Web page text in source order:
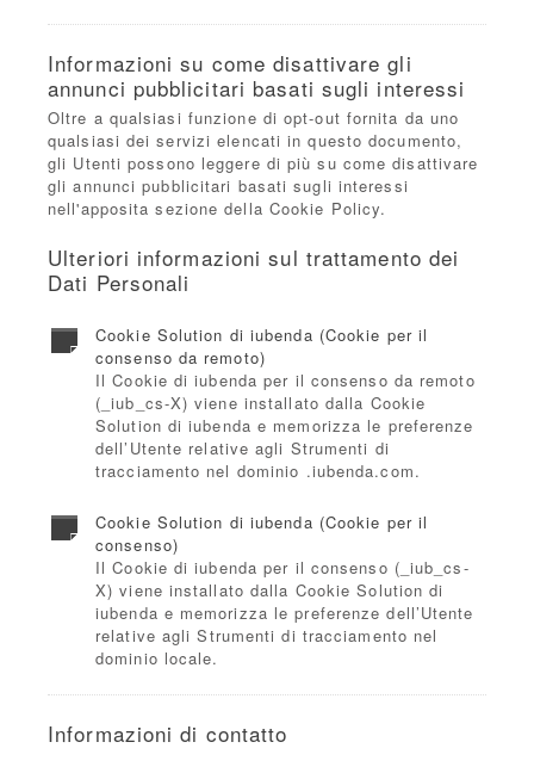
Informazioni su come disattivare gli
annunci pubblicitari basati sugli interessi
Oltre a qualsiasi funzione di opt-out fornita da uno
qualsiasi dei servizi elencati in questo documento,
gli Utenti possono leggere di più su come disattivare
gli annunci pubblicitari basati sugli interessi
nell'apposita sezione della Cookie Policy.
Ulteriori informazioni sul trattamento dei
Dati Personali
Cookie Solution di iubenda (Cookie per il
consenso da remoto)
Il Cookie di iubenda per il consenso da remoto
(_iub_cs-X) viene installato dalla Cookie
Solution di iubenda e memorizza le preferenze
dell’Utente relative agli Strumenti di
tracciamento nel dominio .iubenda.com.
Cookie Solution di iubenda (Cookie per il
consenso)
Il Cookie di iubenda per il consenso (_iub_cs-
X) viene installato dalla Cookie Solution di
iubenda e memorizza le preferenze dell’Utente
relative agli Strumenti di tracciamento nel
dominio locale.
Informazioni di contatto